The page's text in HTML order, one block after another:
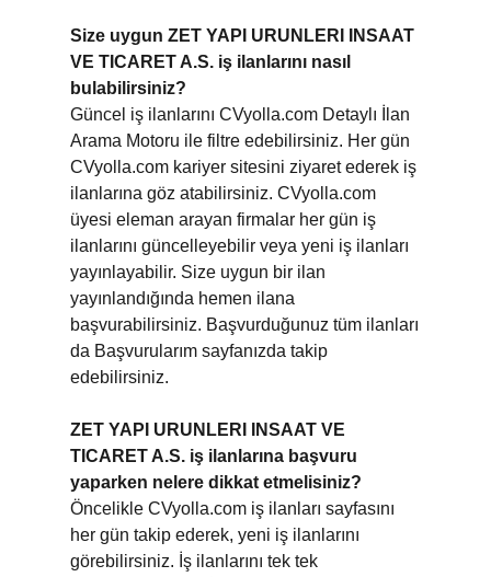
Size uygun ZET YAPI URUNLERI INSAAT
VE TICARET A.S. iş ilanlarını nasıl
bulabilirsiniz?
Güncel iş ilanlarını CVyolla.com Detaylı İlan
Arama Motoru ile filtre edebilirsiniz. Her gün
CVyolla.com kariyer sitesini ziyaret ederek iş
ilanlarına göz atabilirsiniz. CVyolla.com
üyesi eleman arayan firmalar her gün iş
ilanlarını güncelleyebilir veya yeni iş ilanları
yayınlayabilir. Size uygun bir ilan
yayınlandığında hemen ilana
başvurabilirsiniz. Başvurduğunuz tüm ilanları
da Başvurularım sayfanızda takip
edebilirsiniz.
ZET YAPI URUNLERI INSAAT VE
TICARET A.S. iş ilanlarına başvuru
yaparken nelere dikkat etmelisiniz?
Öncelikle CVyolla.com iş ilanları sayfasını
her gün takip ederek, yeni iş ilanlarını
görebilirsiniz. İş ilanlarını tek tek